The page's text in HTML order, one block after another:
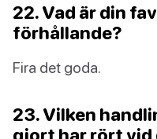
22. Vad är din
förhållande?
Fira det goda.
23. Vilken
gjort har rört